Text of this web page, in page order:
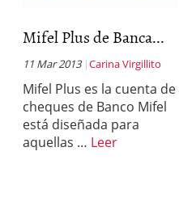
Mifel Plus de Banca...
11 Mar 2013 Carina Virgillito
Mifel Plus es la cuenta de
cheques de Banco Mifel
está diseñada para
aquellas … Leer